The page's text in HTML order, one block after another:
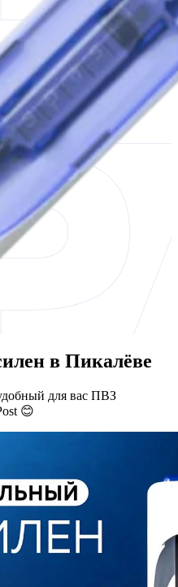
в Пикалёве
для вас ПВЗ
😊